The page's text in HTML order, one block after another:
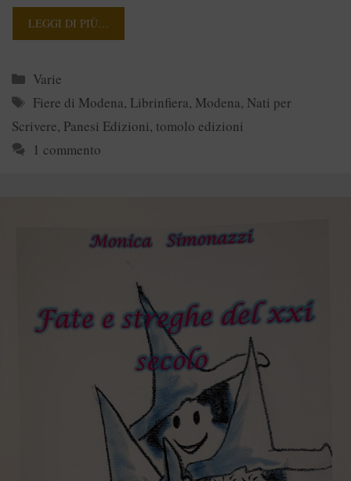
LEGGI DI PIÙ…
Categorie
Varie
Tag
Fiere di Modena, Librinfiera, Modena, Nati per
Scrivere, Panesi Edizioni, tomolo edizioni
1 commento